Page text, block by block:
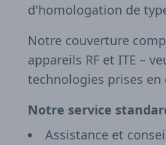
d'homologation de
Notre couverture
appareils RF et ITE –
technologies prises en
Notre service
Assistance et